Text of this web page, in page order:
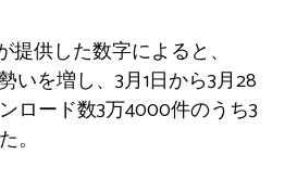
提供した数字によると、
いを増し、3月1日から3月28
ロード数3万4000件のうち3
。